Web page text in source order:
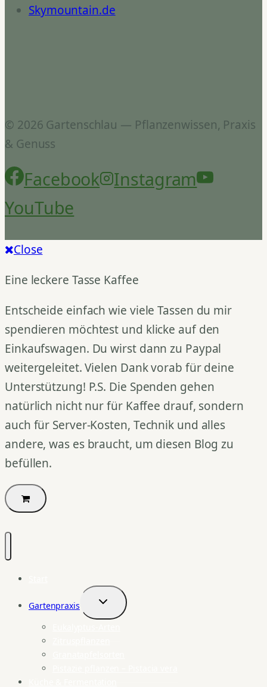
Skymountain.de
© 2026 Gartenschlau — Pflanzenwissen, Praxis
& Genuss
Facebook
Instagram
YouTube
Close
Eine leckere Tasse Kaffee
Entscheide einfach wie viele Tassen du mir
spendieren möchtest und klicke auf den
Einkaufswagen. Du wirst dann zu Paypal
weitergeleitet. Vielen Dank vorab für deine
Unterstützung! P.S. Die Spenden gehen
natürlich nicht nur für Kaffee drauf, sondern
auch für Server-Kosten, Technik und alles
andere, was es braucht, um diesen Blog zu
befüllen.
Gartenpraxis
Untermenü
umschalten